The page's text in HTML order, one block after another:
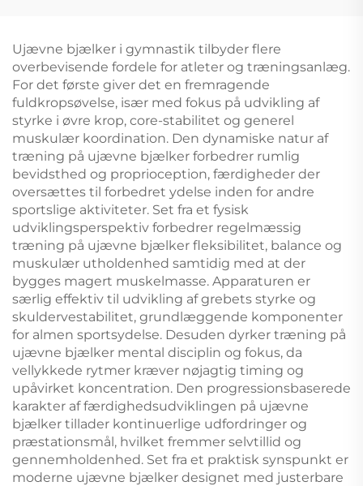
Ujævne bjælker i gymnastik tilbyder flere
overbevisende fordele for atleter og træningsanlæg.
For det første giver det en fremragende
fuldkropsøvelse, især med fokus på udvikling af
styrke i øvre krop, core-stabilitet og generel
muskulær koordination. Den dynamiske natur af
træning på ujævne bjælker forbedrer rumlig
bevidsthed og proprioception, færdigheder der
oversættes til forbedret ydelse inden for andre
sportslige aktiviteter. Set fra et fysisk
udviklingsperspektiv forbedrer regelmæssig
træning på ujævne bjælker fleksibilitet, balance og
muskulær utholdenhed samtidig med at der
bygges magert muskelmasse. Apparaturen er
særlig effektiv til udvikling af grebets styrke og
skuldervestabilitet, grundlæggende komponenter
for almen sportsydelse. Desuden dyrker træning på
ujævne bjælker mental disciplin og fokus, da
vellykkede rytmer kræver nøjagtig timing og
upåvirket koncentration. Den progressionsbaserede
karakter af færdighedsudviklingen på ujævne
bjælker tillader kontinuerlige udfordringer og
præstationsmål, hvilket fremmer selvtillid og
gennemholdenhed. Set fra et praktisk synspunkt er
moderne ujævne bjælker designet med justerbare